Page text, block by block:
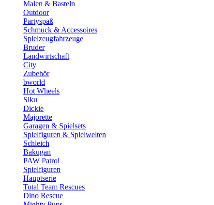
Malen & Basteln
Outdoor
Partyspaß
Schmuck & Accessoires
Spielzeugfahrzeuge
Bruder
Landwirtschaft
City
Zubehör
bworld
Hot Wheels
Siku
Dickie
Majorette
Garagen & Spielsets
Spielfiguren & Spielwelten
Schleich
Bakugan
PAW Patrol
Spielfiguren
Hauptserie
Total Team Rescues
Dino Rescue